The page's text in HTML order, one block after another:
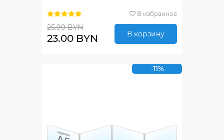
В избранное
25.99 BYN
23.00 BYN В корзину
-11%